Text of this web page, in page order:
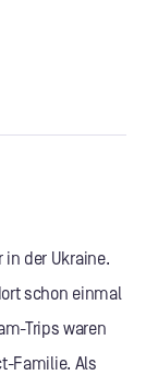
der Ukraine.
schon einmal
Trips waren
Familie. Als